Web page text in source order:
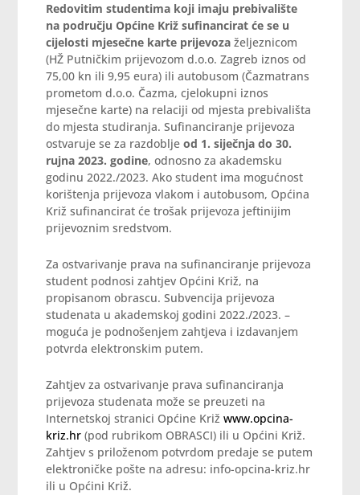
Redovitim studentima koji imaju prebivalište
na području Općine Križ sufinancirat će se u
cijelosti mjesečne karte prijevoza željeznicom
(HŽ Putničkim prijevozom d.o.o. Zagreb iznos od
75,00 kn ili 9,95 eura) ili autobusom (Čazmatrans
prometom d.o.o. Čazma, cjelokupni iznos
mjesečne karte) na relaciji od mjesta prebivališta
do mjesta studiranja. Sufinanciranje prijevoza
ostvaruje se za razdobljeod 1. siječnja do 30.
rujna 2023. godine, odnosno za akademsku
godinu 2022./2023. Ako student ima mogućnost
korištenja prijevoza vlakom i autobusom, Općina
Križ sufinancirat će trošak prijevoza jeftinijim
prijevoznim sredstvom.
Za ostvarivanje prava na sufinanciranje prijevoza
student podnosi zahtjev Općini Križ, na
propisanom obrascu. Subvencija prijevoza
studenata u akademskoj godini 2022./2023. –
moguća je podnošenjem zahtjeva i izdavanjem
potvrda elektronskim putem.
Zahtjev za ostvarivanje prava sufinanciranja
prijevoza studenata može se preuzeti na
Internetskoj stranici Općine Križwww.opcina-
kriz.hr (pod rubrikom OBRASCI) ili u Općini Križ.
Zahtjev s priloženom potvrdom predaje se putem
elektroničke pošte na adresu: info-opcina-kriz.hr
ili u Općini Križ.